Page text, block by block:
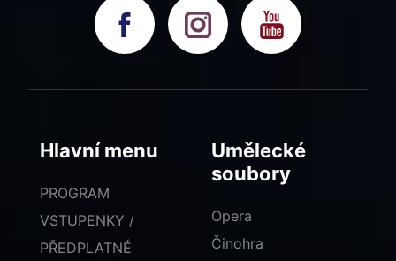
Hlavní menu
PROGRAM
VSTUPENKY /
PŘEDPLATNÉ
Umělecké
soubory
Opera
Činohra